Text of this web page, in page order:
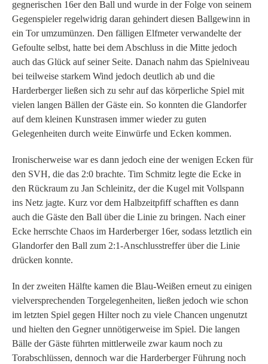
gegnerischen 16er den Ball und wurde in der Folge von seinem
Gegenspieler regelwidrig daran gehindert diesen Ballgewinn in
ein Tor umzumünzen. Den fälligen Elfmeter verwandelte der
Gefoulte selbst, hatte bei dem Abschluss in die Mitte jedoch
auch das Glück auf seiner Seite. Danach nahm das Spielniveau
bei teilweise starkem Wind jedoch deutlich ab und die
Harderberger ließen sich zu sehr auf das körperliche Spiel mit
vielen langen Bällen der Gäste ein. So konnten die Glandorfer
auf dem kleinen Kunstrasen immer wieder zu guten
Gelegenheiten durch weite Einwürfe und Ecken kommen.
Ironischerweise war es dann jedoch eine der wenigen Ecken für
den SVH, die das 2:0 brachte. Tim Schmitz legte die Ecke in
den Rückraum zu Jan Schleinitz, der die Kugel mit Vollspann
ins Netz jagte. Kurz vor dem Halbzeitpfiff schafften es dann
auch die Gäste den Ball über die Linie zu bringen. Nach einer
Ecke herrschte Chaos im Harderberger 16er, sodass letztlich ein
Glandorfer den Ball zum 2:1-Anschlusstreffer über die Linie
drücken konnte.
In der zweiten Hälfte kamen die Blau-Weißen erneut zu einigen
vielversprechenden Torgelegenheiten, ließen jedoch wie schon
im letzten Spiel gegen Hilter noch zu viele Chancen ungenutzt
und hielten den Gegner unnötigerweise im Spiel. Die langen
Bälle der Gäste führten mittlerweile zwar kaum noch zu
Torabschlüssen, dennoch war die Harderberger Führung noch